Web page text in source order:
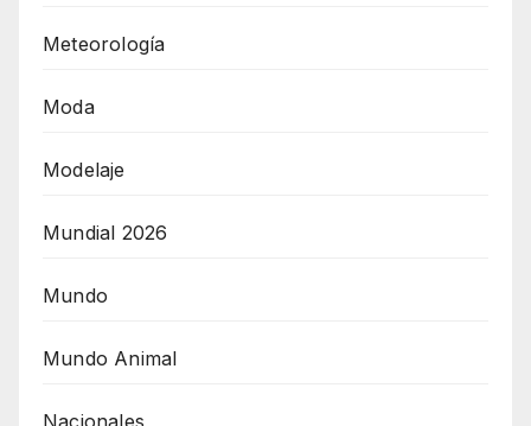
Meteorología
Moda
Modelaje
Mundial 2026
Mundo
Mundo Animal